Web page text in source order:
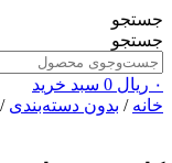
جستجو
جستجو
۰ ریال 0 سبد خرید
خانه / بدون دسته‌بندی